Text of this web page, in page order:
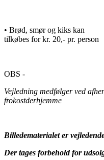
• Brød, smør og kiks kan
tilkøbes for kr. 20,- pr. person
OBS -
Vejledning medfølger ved
frokostderhjemme
Billedematerialet er
Der tages forbehold for